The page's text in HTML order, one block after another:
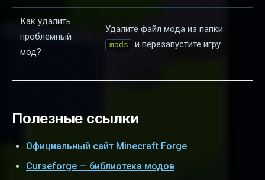
Как удалить
проблемный
мод?
Удалите файл мода из папки
mods и перезапустите игру
Полезные ссылки
Официальный сайт Minecraft Forge
Curseforge — библиотека модов